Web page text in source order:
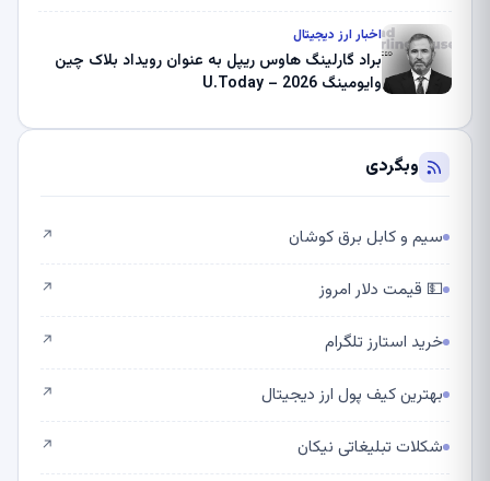
اخبار ارز دیجیتال
براد گارلینگ هاوس ریپل به عنوان رویداد بلاک چین
وایومینگ 2026 – U.Today
وبگردی
سیم و کابل برق کوشان ↗
💵 قیمت دلار امروز ↗
خرید استارز تلگرام ↗
بهترین کیف پول ارز دیجیتال ↗
شکلات تبلیغاتی نیکان ↗